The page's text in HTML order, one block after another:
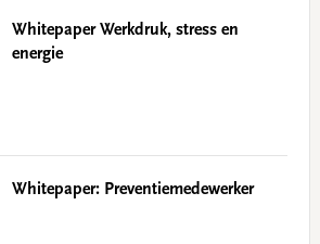
Whitepaper Werkdruk, stress en
energie
Whitepaper: Preventiemedewerker